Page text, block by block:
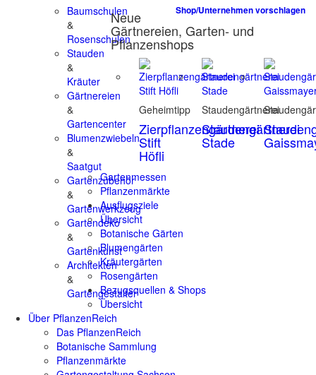
Baumschulen
&
Rosenschulen
Stauden
&
Kräuter
Gärtnereien
&
Gartencenter
Blumenzwiebeln
&
Saatgut
Gartenzubehör
&
Gartenwerkzeug
Gartendeko
&
Gartenkunst
Architekten
&
Gartengestalter
Shop/Unternehmen vorschlagen
Neue
Gärtnereien, Garten- und
Pflanzenshops
Geheimtipp
Zierpflanzengärtnerei
Stift
Höfli
Staudengärtnerei
Staudengärtnerei
Stade
Gartenmessen
Pflanzenmärkte
Ausflugsziele
Übersicht
Botanische Gärten
Blumengärten
Kräutergärten
Rosengärten
Bezugsquellen & Shops
Übersicht
Über PflanzenReich
Das PflanzenReich
Botanische Sammlung
Pflanzenmärkte